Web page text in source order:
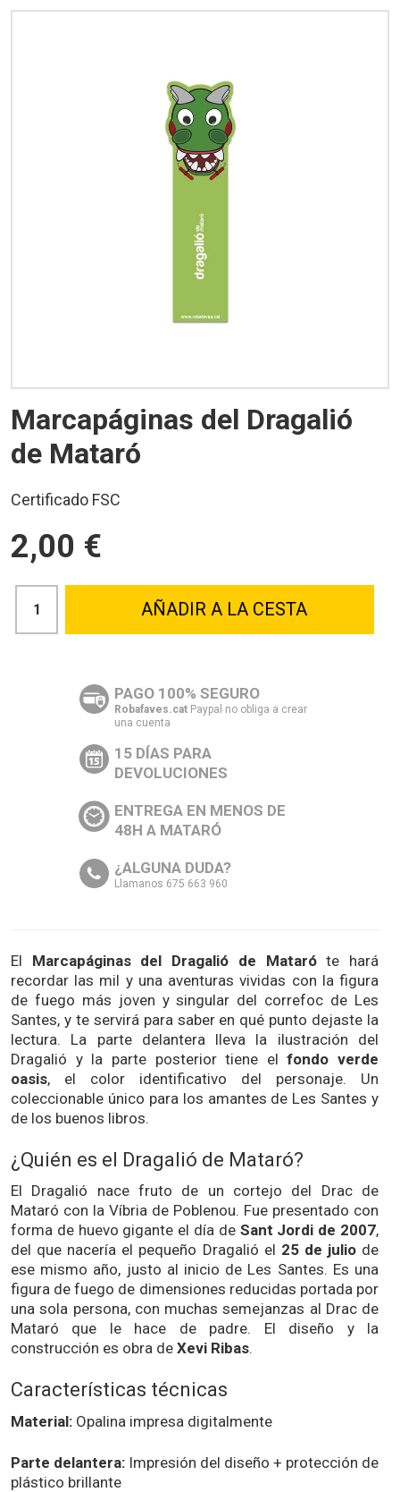
Marcapáginas del Dragalió
de Mataró
Certificado FSC
2,00 €
AÑADIR A LA CESTA
PAGO 100% SEGURO
Robafaves.cat Paypal no obliga a crear
una cuenta
15 DÍAS PARA
DEVOLUCIONES
ENTREGA EN MENOS DE
48H A MATARÓ
¿ALGUNA DUDA?
Llamanos 675 663 960
El Marcapáginas del Dragalió de Mataróte hará
recordar las mil y una aventuras vividas con la figura
de fuego más joven y singular del correfoc de Les
Santes, y te servirá para saber en qué punto dejaste la
lectura. La parte delantera lleva la ilustración del
Dragalió y la parte posterior tiene elfondo verde
oasis, el color identificativo del personaje. Un
coleccionable único para los amantes de Les Santes y
de los buenos libros.
¿Quién es el Dragalió de Mataró?
El Dragalió nace fruto de un cortejo del Drac de
Mataró con la Víbria de Poblenou. Fue presentado con
forma de huevo gigante el día de Sant Jordi de 2007,
del que nacería el pequeño Dragalió el 25 de juliode
ese mismo año, justo al inicio de Les Santes. Es una
figura de fuego de dimensiones reducidas portada por
una sola persona, con muchas semejanzas al Drac de
Mataró que le hace de padre. El diseño y la
construcción es obra de Xevi Ribas.
Características técnicas
Material: Opalina impresa digitalmente
Parte delantera: Impresión del diseño + protección de
plástico brillante